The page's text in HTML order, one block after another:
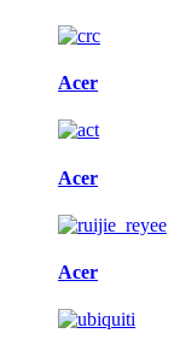
Acer
Acer
Acer